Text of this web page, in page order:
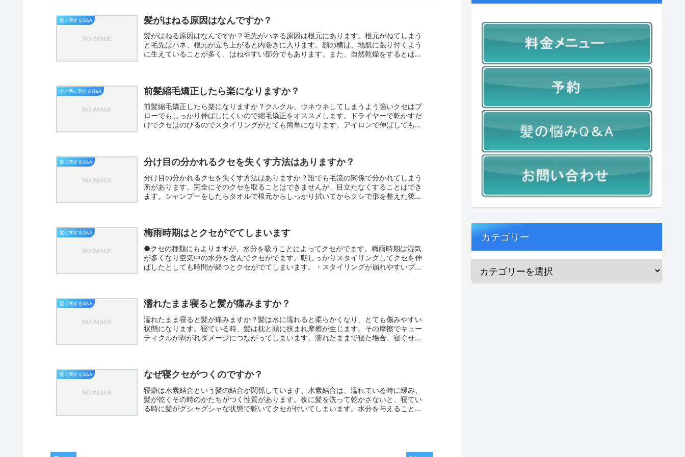
髪に関するQ&A 髪がはねる原因はなんですか？
髪がはねる原因はなんですか？毛先がハネる原因は根元にあります。根元がねてしまう
と毛先はハネ、根元が立ち上がると内巻きに入ります。顔の横は、地肌に張り付くよう
に生えていることが多く、はねやすい部分でもあります。また、自然乾燥をするとはね
クセ毛に関するQ&A 前髪縮毛矯正したら楽になりますか？
前髪縮毛矯正したら楽になりますか？クルクル、ウネウネしてしまうよう強いクセはブ
ローでもしっかり伸ばしにくいので縮毛矯正をオススメします。ドライヤーで乾かすだ
けでクセはのびるのでスタイリングがとても簡単になります。アイロンで伸ばしても湿
髪に関するQ&A 分け目の分かれるクセを失くす方法はありますか？
分け目の分かれるクセを失くす方法はありますか？誰でも毛流の関係で分かれてしまう
所があります。完全にそのクセを取ることはできませんが、目立たなくすることはでき
ます。シャンプーをしたらタオルで根元からしっかり拭いてからクシで形を整えた後、
髪に関するQ&A 梅雨時期はとクセがでてしまいます
●クセの種類にもよりますが、水分を吸うことによってクセがでます。梅雨時期は湿気
が多くなり空気中の水分を含んでクセがでます。朝しっかりスタイリングしてクセを伸
ばしたとしても時間が経つとクセがでてしまいます。・スタイリングが崩れやすいブロ
髪に関するQ&A 濡れたまま寝ると髪が痛みますか？
濡れたまま寝ると髪が痛みますか？髪は水に濡れると柔らかくなり、とても傷みやすい
状態になります。寝ている時、髪は枕と頭に挟まれ摩擦が生じます。その摩擦でキュー
ティクルが剥がれダメージにつながってしまいます。濡れたままで寝た場合、寝ぐせに
髪に関するQ&A なぜ寝クセがつくのですか？
寝癖は水素結合という髪の結合が関係しています、水素結合は、濡れている時に緩み、
髪が乾くその時のかたちがつく性質があります。夜に髪を洗って乾かさないと、寝てい
る時に髪がグシャグシャな状態で乾いてクセが付いてしまいます。水分を与えることで
カテゴリー